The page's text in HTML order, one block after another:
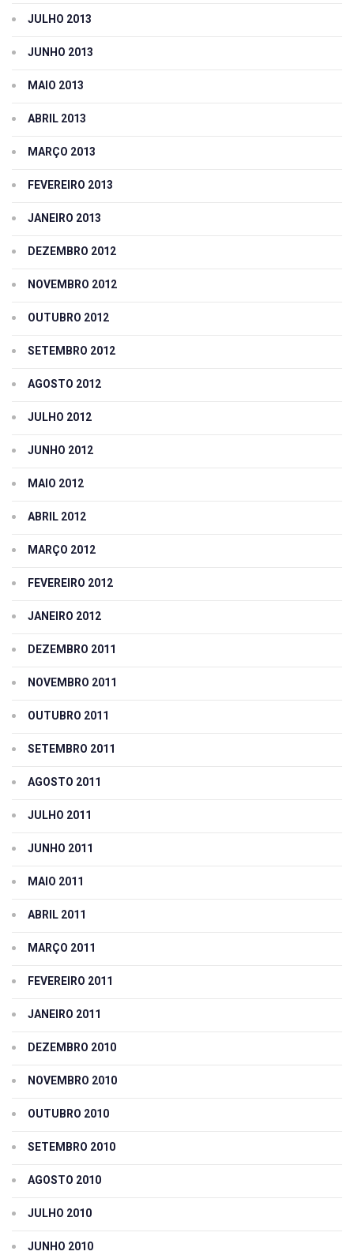
JULHO 2013
JUNHO 2013
MAIO 2013
ABRIL 2013
MARÇO 2013
FEVEREIRO 2013
JANEIRO 2013
DEZEMBRO 2012
NOVEMBRO 2012
OUTUBRO 2012
SETEMBRO 2012
AGOSTO 2012
JULHO 2012
JUNHO 2012
MAIO 2012
ABRIL 2012
MARÇO 2012
FEVEREIRO 2012
JANEIRO 2012
DEZEMBRO 2011
NOVEMBRO 2011
OUTUBRO 2011
SETEMBRO 2011
AGOSTO 2011
JULHO 2011
JUNHO 2011
MAIO 2011
ABRIL 2011
MARÇO 2011
FEVEREIRO 2011
JANEIRO 2011
DEZEMBRO 2010
NOVEMBRO 2010
OUTUBRO 2010
SETEMBRO 2010
AGOSTO 2010
JULHO 2010
JUNHO 2010